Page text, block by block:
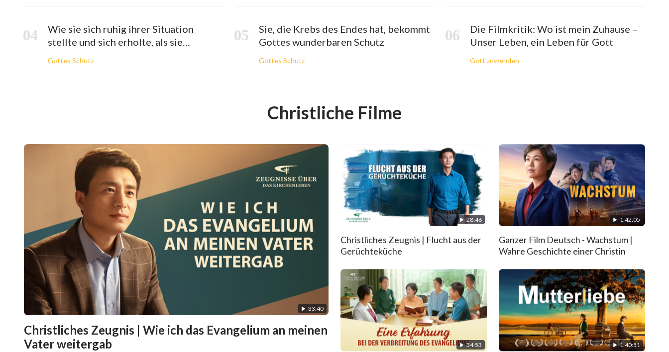
Wie sie sich ruhig ihrer Situation
stellte und sich erholte, als sie
Gottes Schutz
Sie, die Krebs des Endes hat, bekommt
Gottes wunderbaren Schutz
Gottes Schutz
Die Filmkritik: Wo ist mein Zuhause –
Unser Leben, ein Leben für Gott
Gott zuwenden
Christliche Filme
33:40
Christliches Zeugnis | Wie ich das Evangelium an meinen
Vater weitergab
28:46
Christliches Zeugnis | Flucht aus der
Gerüchteküche
1:42:05
Ganzer Film Deutsch - Wachstum |
Wahre Geschichte einer Christin
34:53 1:40:51